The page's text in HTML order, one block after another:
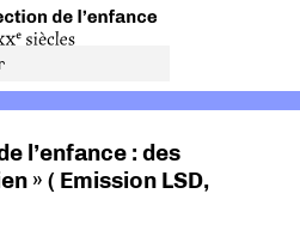
l’enfance : des
» ( Emission LSD,